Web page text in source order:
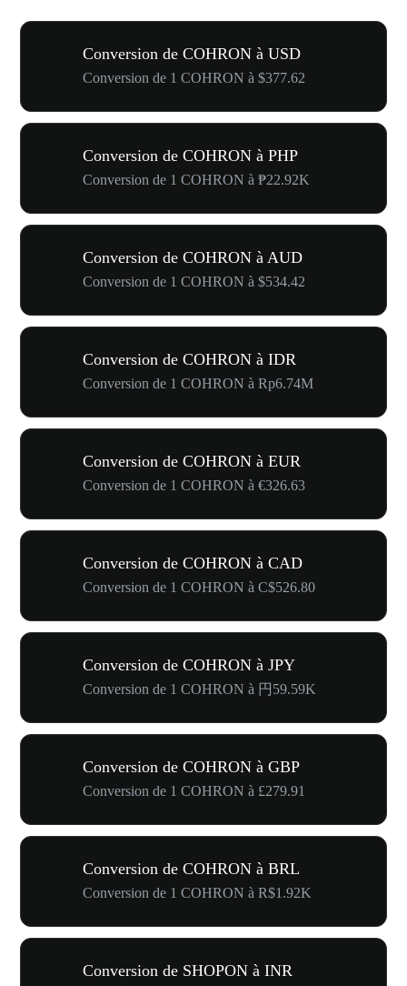
Conversion de COHRON à USD
Conversion de 1 COHRON à $377.62
Conversion de COHRON à PHP
Conversion de 1 COHRON à ₱22.92K
Conversion de COHRON à AUD
Conversion de 1 COHRON à $534.42
Conversion de COHRON à IDR
Conversion de 1 COHRON à Rp6.74M
Conversion de COHRON à EUR
Conversion de 1 COHRON à €326.63
Conversion de COHRON à CAD
Conversion de 1 COHRON à C$526.80
Conversion de COHRON à JPY
Conversion de 1 COHRON à 円59.59K
Conversion de COHRON à GBP
Conversion de 1 COHRON à £279.91
Conversion de COHRON à BRL
Conversion de 1 COHRON à R$1.92K
Conversion de SHOPON à INR